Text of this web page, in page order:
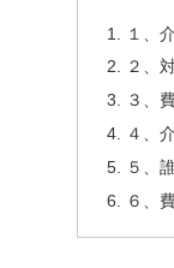
１、
２、
３、
４、
５、
６、